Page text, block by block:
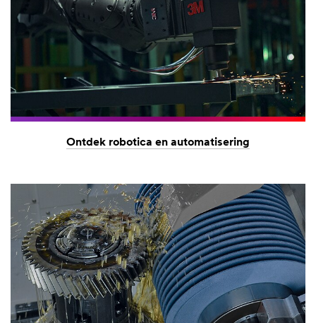
Ontdek robotica en automatisering